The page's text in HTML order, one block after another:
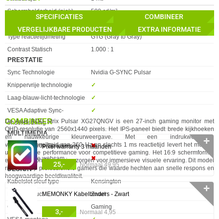
De Asus ROG Strix Pulsar XG27QNGV is een 27-inch gaming monitor met
QHD-resolutie van 2560x1440 pixels. Het IPS-paneel biedt brede kijkhoeken
en nauwkeurige kleurweergave. Met een indrukwekkende
verversingssnelheid van 360 Hz en slechts 1 ms reactietijd levert het monitor
uitzonderlijke performance voor competitieve gaming. Het 16:9 schermformat
en HDR10-ondersteuning zorgen voor immersieve visuele ervaring. Dit model
richt zich op professionele gamers die waarde hechten aan snelle respons en
hoogwaardige beeldkwaliteit.
SPECIFICATIES
COMBINEER
VERGELIJKBARE PRODUCTEN
EXTRA INFORMATIE
Schermhelderheid (piek)
500 cd/m²
Type reactietijdmeting
GTG (Gray to Gray)
Contrast Statisch
1.000 : 1
PRESTATIE
Eigenschap Waarde
Sync Technologie
Nvidia G-SYNC Pulsar
Knippervrije technologie
✓︎
Laag-blauw-licht-technologie
✓︎
VESA Adaptive Sync-
ondersteuning
✓︎
MULTIMEDIA
Eigenschap Waarde
Geintegreerde Speakers
✖︎
Ingebouwde webcam
✖︎
DESIGN
Eigenschap Waarde
Kabelslot sleuf type
Kensington
Kleur Product
Zwart
Gebruik
Gaming
COMBINEER
Pixel warranty 3 maanden
25,- Normaal 49,95
✛
MEMONKY Kabelbinders - Zwart
3,- Normaal 4,95
✛